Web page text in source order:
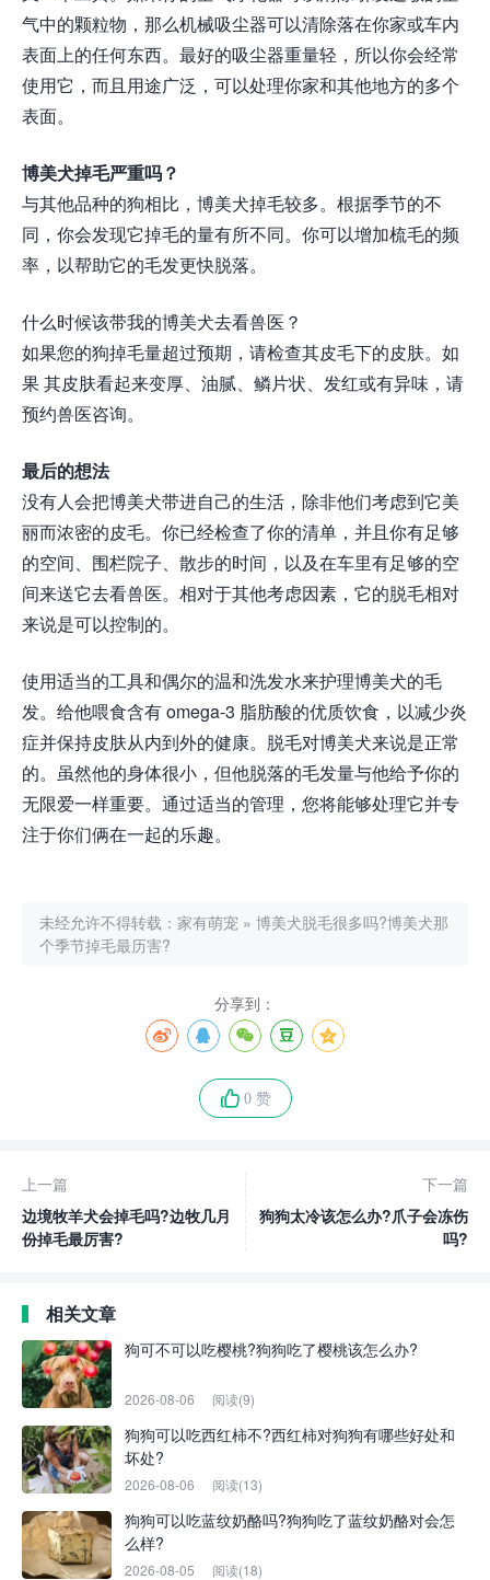
气中的颗粒物，那么机械吸尘器可以清除落在你家或车内
表面上的任何东西。最好的吸尘器重量轻，所以你会经常
使用它，而且用途广泛，可以处理你家和其他地方的多个
表面。
博美犬掉毛严重吗？
与其他品种的狗相比，博美犬掉毛较多。根据季节的不
同，你会发现它掉毛的量有所不同。你可以增加梳毛的频
率，以帮助它的毛发更快脱落。
什么时候该带我的博美犬去看兽医？
如果您的狗掉毛量超过预期，请检查其皮毛下的皮肤。如
果 其皮肤看起来变厚、油腻、鳞片状、发红或有异味，请
预约兽医咨询。
最后的想法
没有人会把博美犬带进自己的生活，除非他们考虑到它美
丽而浓密的皮毛。你已经检查了你的清单，并且你有足够
的空间、围栏院子、散步的时间，以及在车里有足够的空
间来送它去看兽医。相对于其他考虑因素，它的脱毛相对
来说是可以控制的。
使用适当的工具和偶尔的温和洗发水来护理博美犬的毛
发。给他喂食含有 omega-3 脂肪酸的优质饮食，以减少炎
症并保持皮肤从内到外的健康。脱毛对博美犬来说是正常
的。虽然他的身体很小，但他脱落的毛发量与他给予你的
无限爱一样重要。通过适当的管理，您将能够处理它并专
注于你们俩在一起的乐趣。
未经允许不得转载： 家有萌宠 » 博美犬脱毛很多吗?博美犬那
个季节掉毛最历害?
分享到：
0 赞
上一篇
边境牧羊犬会掉毛吗?边牧几月
份掉毛最厉害?
下一篇
狗狗太冷该怎么办?爪子会冻伤
吗?
相关文章
狗可不可以吃樱桃?狗狗吃了樱桃该怎么办?
2026-08-06 阅读(9)
狗狗可以吃西红柿不?西红柿对狗狗有哪些好处和
坏处?
2026-08-06 阅读(13)
狗狗可以吃蓝纹奶酪吗?狗狗吃了蓝纹奶酪对会怎
么样?
2026-08-05 阅读(18)